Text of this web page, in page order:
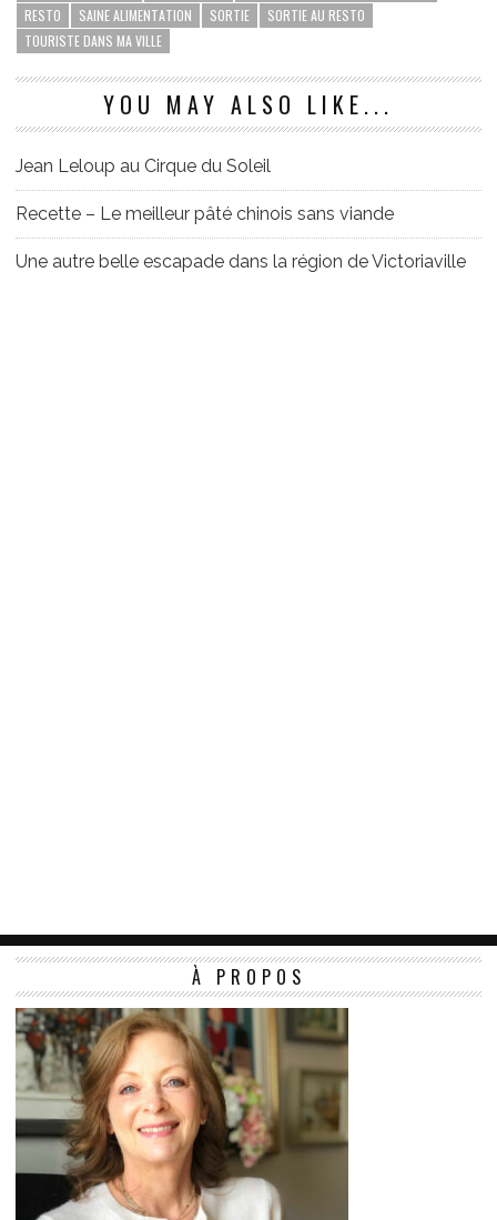
RESTO
SAINE ALIMENTATION SORTIE
SORTIE AU RESTO
TOURISTE DANS MA VILLE
YOU MAY ALSO LIKE...
Jean Leloup au Cirque du Soleil
Recette – Le meilleur pâté chinois sans viande
Une autre belle escapade dans la région de Victoriaville
À PROPOS